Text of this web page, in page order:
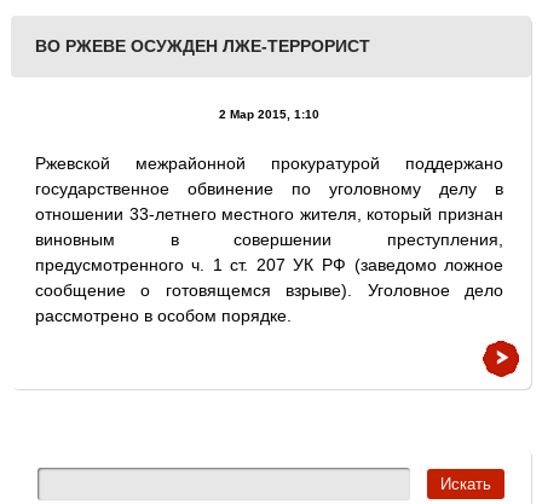
ВО РЖЕВЕ ОСУЖДЕН ЛЖЕ-ТЕРРОРИСТ
2 Мар 2015, 1:10
Ржевской межрайонной прокуратурой поддержано
государственное обвинение по уголовному делу в
отношении 33-летнего местного жителя, который признан
виновным в совершении преступления,
предусмотренного ч. 1 ст. 207 УК РФ (заведомо ложное
сообщение о готовящемся взрыве). Уголовное дело
рассмотрено в особом порядке.